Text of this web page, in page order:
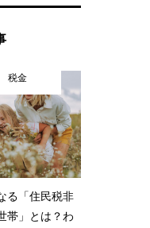
税金
る「住民税非
帯」とは？わ